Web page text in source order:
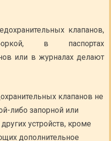
клапанов,
в паспортах
или в журналах делают
клапанов не
либо запорной или
устройств, кроме
дополнительное